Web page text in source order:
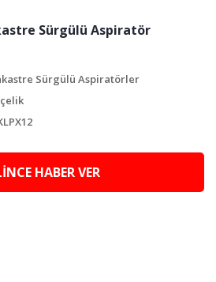
Sürgülü Aspiratör
Sürgülü Aspiratörler
HABER VER